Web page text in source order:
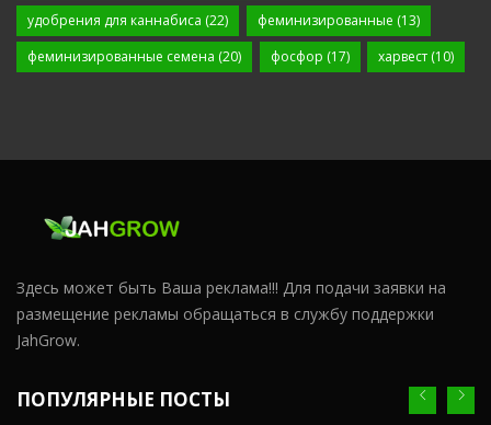
удобрения для каннабиса (22) феминизированные (13)
феминизированные семена (20) фосфор (17) харвест (10)
Здесь может быть Ваша реклама!!! Для подачи заявки на
размещение рекламы обращаться в службу поддержки
JahGrow.
ПОПУЛЯРНЫЕ ПОСТЫ